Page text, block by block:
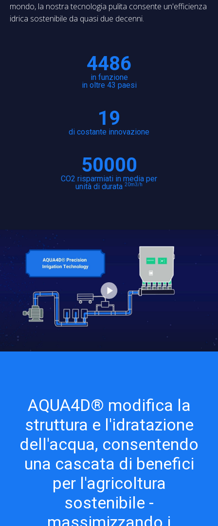
mondo, la nostra tecnologia pulita consente un'efficienza
idrica sostenibile da quasi due decenni.
4486
in funzione
in oltre 43 paesi
19
di costante innovazione
50000
CO2 risparmiati in media per
unità di durata 20m3/h
AQUA4D® modifica la
struttura e l'idratazione
dell'acqua, consentendo
una cascata di benefici
per l'agricoltura
sostenibile -
massimizzando i